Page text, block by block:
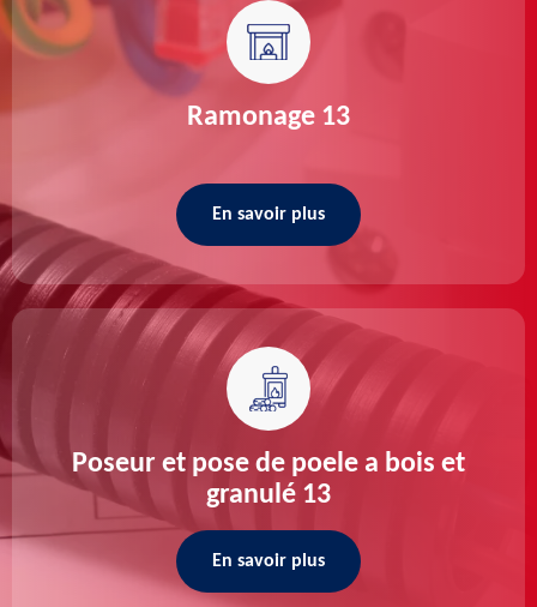
Ramonage 13
En savoir plus
Poseur et pose de poele a bois et
granulé 13
En savoir plus